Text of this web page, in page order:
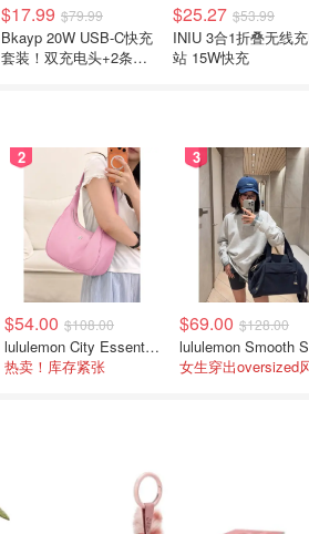
$17.99 $79.99
Bkayp 20W USB-C快充
套装！双充电头+2条快
$25.27 $53.99
INIU 3合1折叠无线
站 15W快充
2
$54.00 $108.00
lululemon City Essentials 肩背包 4L
热卖！库存紧张
3
$69.00 $128.00
女生穿出oversized